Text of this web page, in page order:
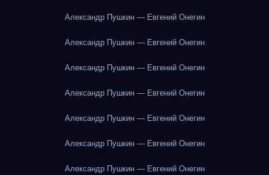
Александр Пушкин — Евгений Онегин
Александр Пушкин — Евгений Онегин
Александр Пушкин — Евгений Онегин
Александр Пушкин — Евгений Онегин
Александр Пушкин — Евгений Онегин
Александр Пушкин — Евгений Онегин
Александр Пушкин — Евгений Онегин